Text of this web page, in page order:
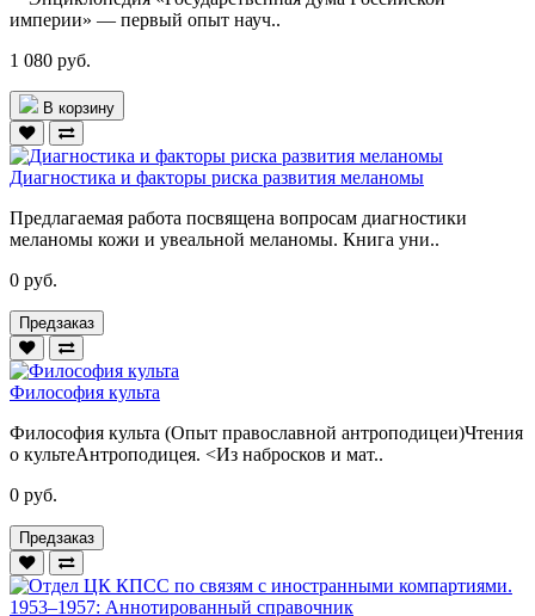
империи» — первый опыт науч..
1 080 руб.
В корзину
Диагностика и факторы риска развития меланомы
Предлагаемая работа посвящена вопросам диагностики
меланомы кожи и увеальной меланомы. Книга уни..
0 руб.
Предзаказ
Философия культа
Философия культа (Опыт православной антроподицеи)Чтения
о культеАнтроподицея. <Из набросков и мат..
0 руб.
Предзаказ